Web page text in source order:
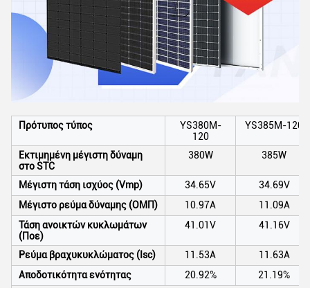
Πρότυπος τύπος
YS380M-
120
YS385M-120
Εκτιμημένη μέγιστη δύναμη
στο STC
380W 385W
Μέγιστη τάση ισχύος (Vmp) 34.65V
34.69V
Μέγιστο ρεύμα δύναμης (ΟΜΠ)
10.97A
11.09A
Τάση ανοικτών κυκλωμάτων
(Ποε)
41.01V 41.16V
Ρεύμα βραχυκυκλώματος (Isc) 11.53A
11.63A
Αποδοτικότητα ενότητας
20.92%
21.19%